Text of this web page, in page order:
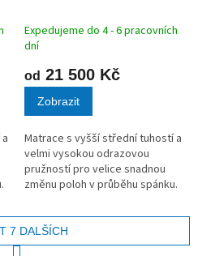
Expedujeme do 4 - 6 pracovních
dní
od 21 500 Kč
Zobrazit
Matrace s vyšší střední tuhostí a
velmi vysokou odrazovou
pružností pro velice snadnou
změnu poloh v průběhu spánku.
vynikající eliminace tlaku.
7 DALŠÍCH